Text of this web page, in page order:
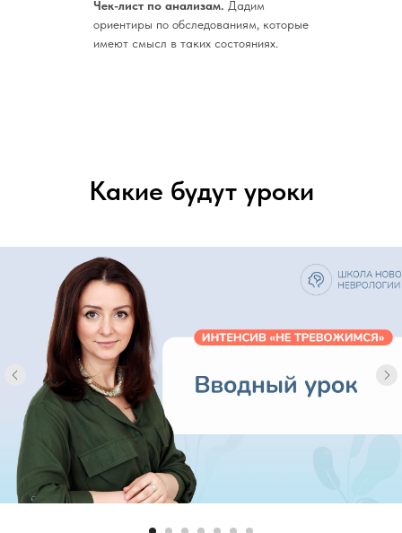
Чек-лист по анализам. Дадим
ориентиры по обследованиям, которые
имеют смысл в таких состояниях.
Какие будут уроки